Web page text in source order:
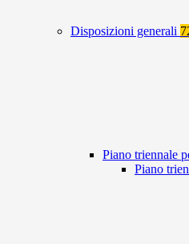
Disposizioni generali
Piano triennale
Piano